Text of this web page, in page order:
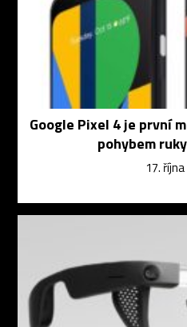
Google Pixel 4 je první
pohybem
17.